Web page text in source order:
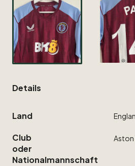
Details
Land
Club
oder
Nationalmannschaft
Aston